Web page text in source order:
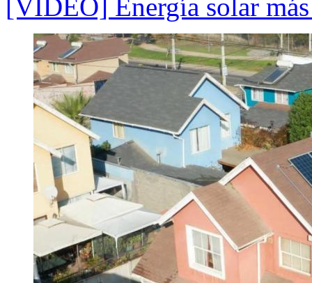
[VIDEO] Energía solar